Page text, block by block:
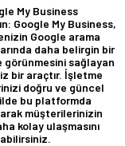
My Business
Google My Business,
Google arama
daha belirgin bir
görünmesini sağlayan
bir araçtır. İşletme
doğru ve güncel
bu platformda
müşterilerinizin
kolay ulaşmasını